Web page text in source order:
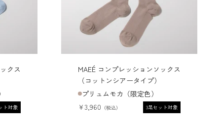
クス
ト対象
MAEÉ コンプレッションソックス
（コットンシアータイプ）
プリュムモカ（限定色）
セール価格
¥3,960 3足セット対象